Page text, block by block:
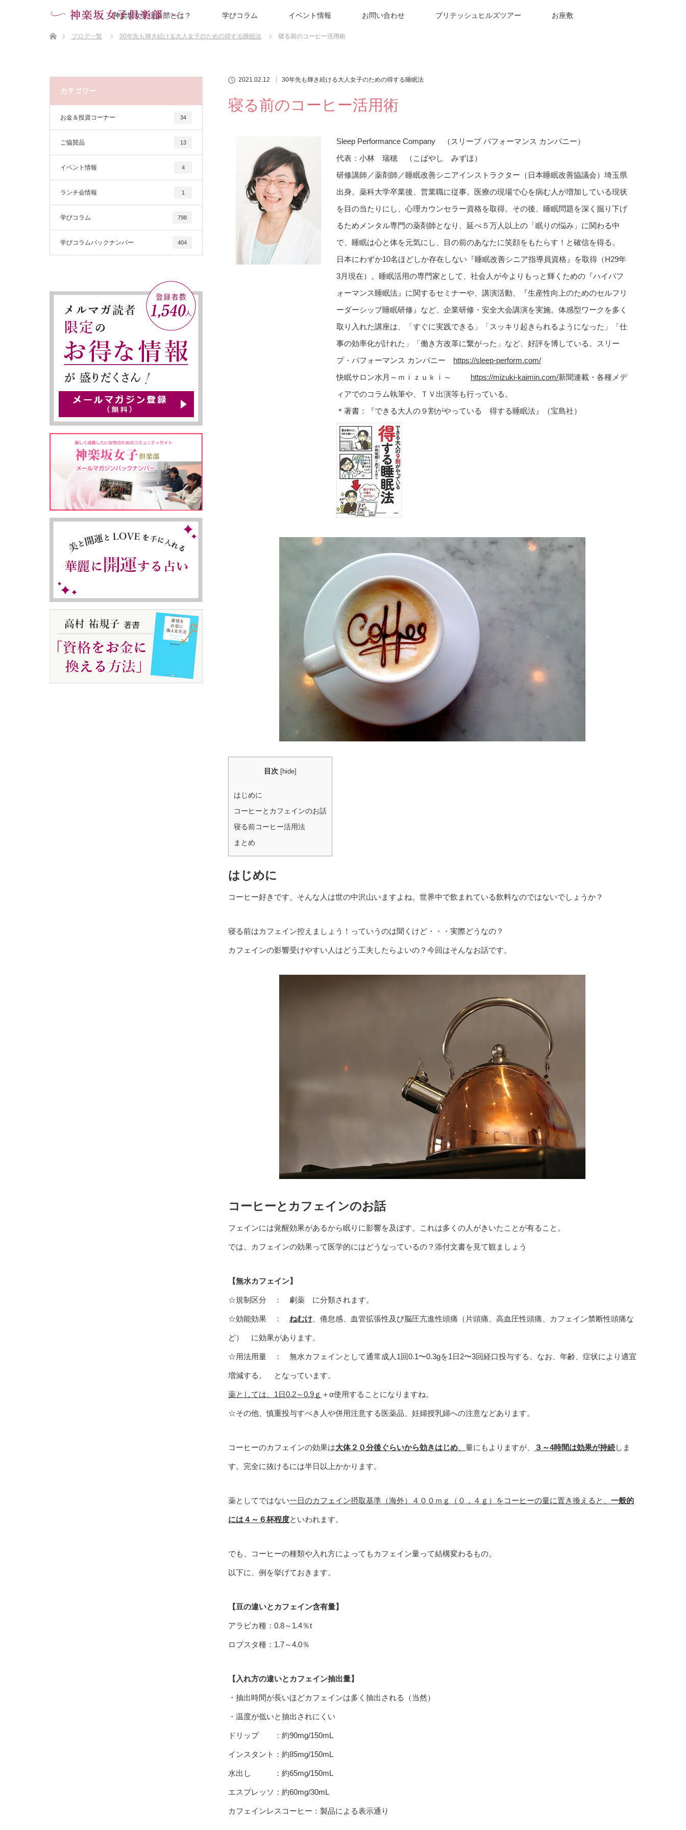
神楽坂女子倶楽部とは？ 学びコラム イベント情報 お問い合わせ ブリテッシュヒルズツアー お座敷
ブログ一覧
30年先も輝き続ける大人女子のための得する睡眠法 寝る前のコーヒー活用術
2021.02.12 30年先も輝き続ける大人女子のための得する睡眠法
寝る前のコーヒー活用術
Sleep Performance Company （スリープ パフォーマンス カンパニー）
代表：小林 瑞穂 （こばやし みずほ）
研修講師／薬剤師／睡眠改善シニアインストラクター（日本睡眠改善協議会）埼玉県
出身。薬科大学卒業後、営業職に従事。医療の現場で心を病む人が増加している現状
を目の当たりにし、心理カウンセラー資格を取得。その後、睡眠問題を深く掘り下げ
るためメンタル専門の薬剤師となり、延べ５万人以上の「眠りの悩み」に関わる中
で、睡眠は心と体を元気にし、目の前のあなたに笑顔をもたらす！と確信を得る。
日本にわずか10名ほどしか存在しない『睡眠改善シニア指導員資格』を取得（H29年
3月現在）。睡眠活用の専門家として、社会人が今よりもっと輝くための『ハイパフ
ォーマンス睡眠法』に関するセミナーや、講演活動、『生産性向上のためのセルフリ
ーダーシップ睡眠研修』など、企業研修・安全大会講演を実施。体感型ワークを多く
取り入れた講座は、「すぐに実践できる」「スッキリ起きられるようになった」「仕
事の効率化が計れた」「働き方改革に繋がった」など、好評を博している。スリー
プ・パフォーマンス カンパニー https://sleep-perform.com/
快眠サロン水月～ｍｉｚｕｋｉ～ https://mizuki-kaimin.com/新聞連載・各種メデ
ィアでのコラム執筆や、ＴＶ出演等も行っている。
＊著書：『できる大人の９割がやっている 得する睡眠法』（宝島社）
目次 [hide]
はじめに
コーヒーとカフェインのお話
寝る前コーヒー活用法
まとめ
はじめに
コーヒー好きです。そんな人は世の中沢山いますよね。世界中で飲まれている飲料なのではないでしょうか？
寝る前はカフェイン控えましょう！っていうのは聞くけど・・・実際どうなの？
カフェインの影響受けやすい人はどう工夫したらよいの？今回はそんなお話です。
コーヒーとカフェインのお話
フェインには覚醒効果があるから眠りに影響を及ぼす。これは多くの人がきいたことが有ること。
では、カフェインの効果って医学的にはどうなっているの？添付文書を見て観ましょう
【無水カフェイン】
☆規制区分 ： 劇薬 に分類されます。
☆効能効果 ： ねむけ 、倦怠感、血管拡張性及び脳圧亢進性頭痛（片頭痛、高血圧性頭痛、カフェイン禁断性頭痛な
ど） に効果があります。
☆用法用量 ： 無水カフェインとして通常成人1回0.1〜0.3gを1日2〜3回経口投与する。なお、年齢、症状により適宜
増減する。 となっています。
薬としては、1日0.2～0.9ｇ ＋α使用することになりますね。
☆その他、慎重投与すべき人や併用注意する医薬品、妊婦授乳婦への注意などあります。
コーヒーのカフェインの効果は大体２０分後ぐらいから効きはじめ 量にもよりますが、 ３～4時間は効果が持続しま
す。完全に抜けるには半日以上かかります。
薬としてではない一日のカフェイン摂取基準（海外）４００ｍｇ（０，４ｇ）をコーヒーの量に置き換えると、 一般的
には４～６杯程度といわれます。
でも、コーヒーの種類や入れ方によってもカフェイン量って結構変わるもの。
以下に、例を挙げておきます。
【豆の違いとカフェイン含有量】
アラビカ種：0.8～1.4％t
ロブスタ種：1.7～4.0％
【入れ方の違いとカフェイン抽出量】
・抽出時間が長いほどカフェインは多く抽出される（当然）
・温度が低いと抽出されにくい
ドリップ ：約90mg/150mL
インスタント：約85mg/150mL
水出し ：約65mg/150mL
エスプレッソ：約60mg/30mL
カフェインレスコーヒー：製品による表示通り
カテゴリー
お金＆投資コーナー 34
ご協賛品 13
イベント情報 4
ランチ会情報 1
学びコラム 798
学びコラムバックナンバー 404